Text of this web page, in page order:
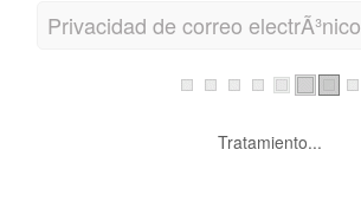
Privacidad de correo electrÃ³nico
Tratamiento...